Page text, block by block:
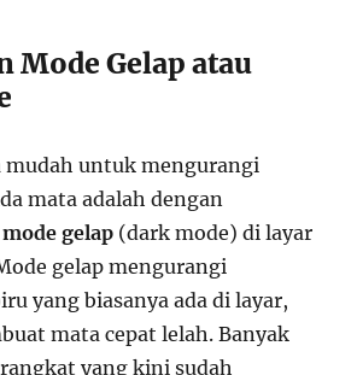
Mode Gelap atau
mudah untuk mengurangi
mata adalah dengan
mode gelap (dark mode) di layar
gelap mengurangi
yang biasanya ada di layar,
mata cepat lelah. Banyak
yang kini sudah